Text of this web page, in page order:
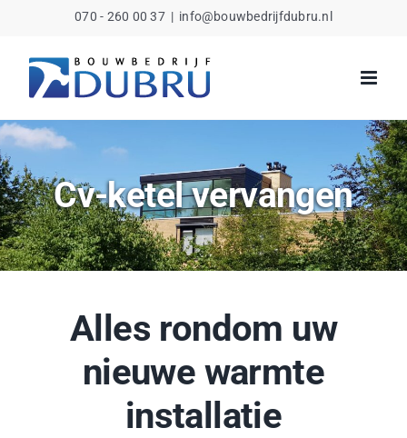
inhoud
070 - 260 00 37 | info@bouwbedrijfdubru.nl
Cv-ketel vervangen
Alles rondom uw
nieuwe warmte
installatie